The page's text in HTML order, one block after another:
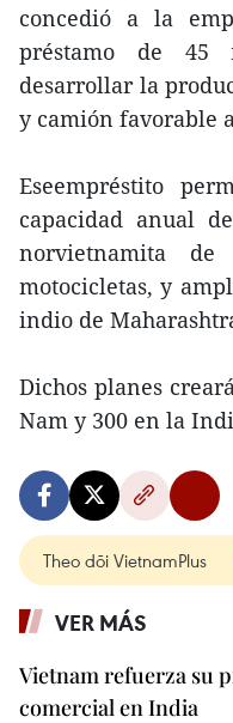
concedió a la
préstamo de 45
desarrollar la
y camión favorable
Eseempréstito
capacidad anual
norvietnamita
motocicletas, y
indio de
Dichos planes
Nam y 300 en la
Theo dõi VietnamPlus
VER MÁS
Vietnam refuerza su
comercial en India